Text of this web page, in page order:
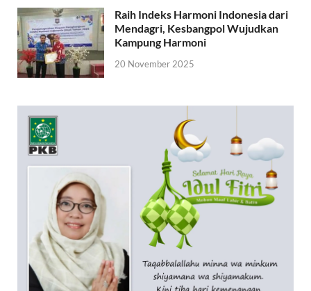
Raih Indeks Harmoni Indonesia dari
Mendagri, Kesbangpol Wujudkan
Kampung Harmoni
20 November 2025